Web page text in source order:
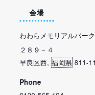
会場
わわらメモリアルパーク
２８９－４
早良区西, 福岡県 811-
Phone